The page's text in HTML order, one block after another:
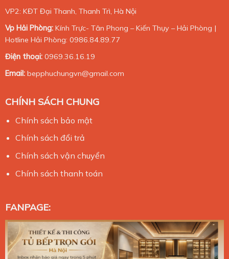
VP2: KĐT Đại Thanh, Thanh Trì, Hà Nội
Vp Hải Phòng:Kính Trực- Tân Phong – Kiến Thụy – Hải Phòng |
Hotline Hải Phòng: 0986.84.89.77
Điện thoại:0969.36.16.19
Email:bepphuchungvn@gmail.com
CHÍNH SÁCH CHUNG
Chính sách bảo mật
Chính sách đổi trả
Chính sách vận chuyển
Chính sách thanh toán
FANPAGE: